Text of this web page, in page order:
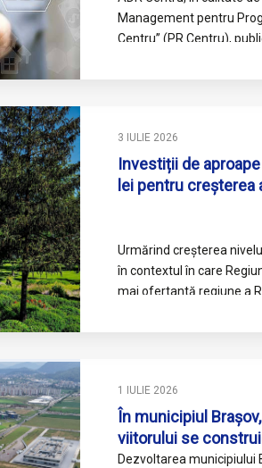
Management pentru
Centru’’ (PR Centru),
3 IULIE 2026
Investiții de
lei pentru
Urmărind creșterea
în contextul în care
mai ofertantă regiune a
1 IULIE 2026
În municipiul
viitorului se
Dezvoltarea municipiului